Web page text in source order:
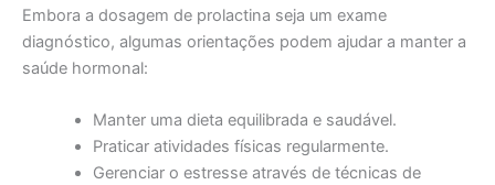
Embora a dosagem de prolactina seja um exame
diagnóstico, algumas orientações podem ajudar a manter a
saúde hormonal:
Manter uma dieta equilibrada e saudável.
Praticar atividades físicas regularmente.
Gerenciar o estresse através de técnicas de